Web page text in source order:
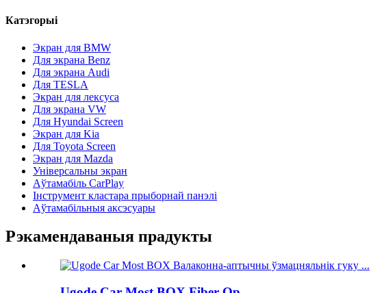
Катэгорыі
Экран для BMW
Для экрана Benz
Для экрана Audi
Для TESLA
Экран для лексуса
Для экрана VW
Для Hyundai Screen
Экран для Kia
Для Toyota Screen
Экран для Mazda
Універсальны экран
Аўтамабіль CarPlay
Інструмент кластара прыборнай панэлі
Аўтамабільныя аксэсуары
Рэкамендаваныя прадукты